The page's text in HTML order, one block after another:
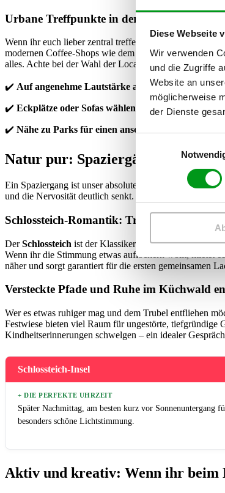
Diese Webseite
Wir verwenden
und die Zugriffe
Website an
möglicherweise
der Dienste
Urbane Treffpunkte in der Chemnitzer
Wenn ihr euch lieber zentral treffen wollt, bietet die
modernen Coffee-Shops wie dem
Bohnenmeisterim
alles. Achte bei der Wahl der Location in der lebhaften
✔️ Auf angenehme Lautstärke achten(keine laute
✔️ Eckplätze oder Sofas wählen (fördert eine intimere
✔️ Nähe zu Parks für einen anschließenden
Natur pur: Spaziergänge und
Ein Spaziergang ist unser absoluter Geheimtipp für ein
und die Nervosität deutlich senkt. Chemnitz hat
Schlossteich-Romantik: Tretbootfahren und
DerSchlossteich ist der Klassiker unter den
Wenn ihr die Stimmung etwas auflockern wollt, mietet
näher und sorgt garantiert für die ersten gemeinsamen
Versteckte Pfade und Ruhe im Küchwald
Wer es etwas ruhiger mag und dem Trubel entfliehen
Festwiese bieten viel Raum für ungestörte, tiefgründige
Kindheitserinnerungen schwelgen – ein idealer
Schlossteich-Insel
+ DIE PERFEKTE UHRZEIT
Später Nachmittag, am besten kurz vor Sonnenuntergang
besonders schöne Lichtstimmung.
Aktiv und kreativ: Wenn ihr beim